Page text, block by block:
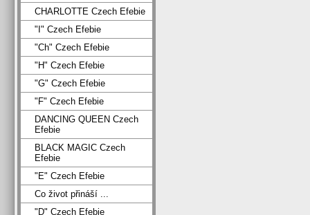
CHARLOTTE Czech Efebie
"I" Czech Efebie
"Ch" Czech Efebie
"H" Czech Efebie
"G" Czech Efebie
"F" Czech Efebie
DANCING QUEEN Czech
Efebie
BLACK MAGIC Czech
Efebie
"E" Czech Efebie
Co život přináší ...
"D" Czech Efebie